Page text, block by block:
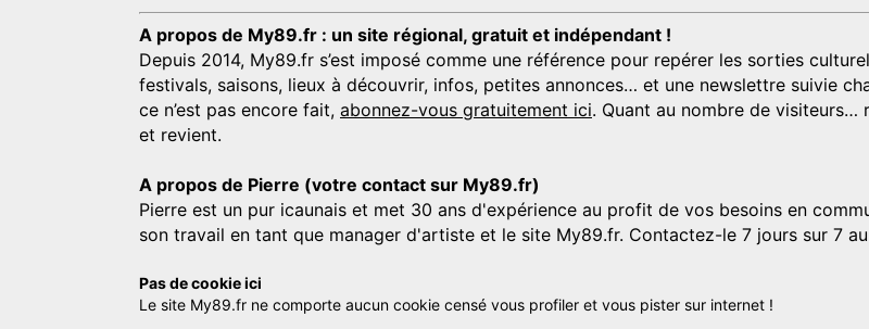
A propos de My89.fr : un site régional, gratuit et indépendant !
Depuis 2014, My89.fr s’est imposé comme une référence pour repérer les sorties
festivals, saisons, lieux à découvrir, infos, petites annonces… et une newslettre suivie
ce n’est pas encore fait, abonnez-vous gratuitement ici. Quant au nombre de
et revient.
A propos de Pierre (votre contact sur My89.fr)
Pierre est un pur icaunais et met 30 ans d'expérience au profit de vos besoins en
son travail en tant que manager d'artiste et le site My89.fr. Contactez-le 7 jours sur 7
Pas de cookie ici
Le site My89.fr ne comporte aucun cookie censé vous profiler et vous pister sur internet !